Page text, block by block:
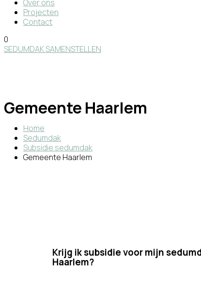
Over ons
Projecten
Contact
0
SEDUMDAK SAMENSTELLEN
Gemeente Haarlem
Home
Sedumdak
Subsidie sedumdak
Gemeente Haarlem
Krijg ik subsidie voor mijn
Haarlem?